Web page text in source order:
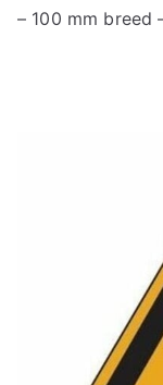
– 100 mm breed